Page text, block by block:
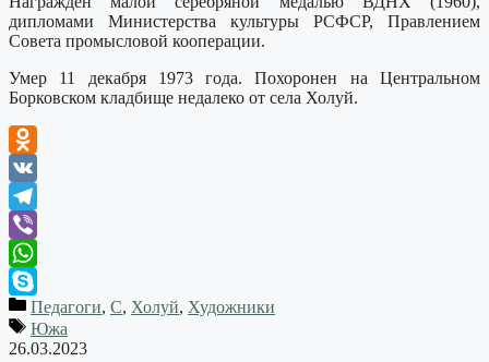
дипломами Министерства культуры РСФСР, Правлением
Совета промысловой кооперации.
Умер 11 декабря 1973 года. Похоронен на Центральном
Борковском кладбище недалеко от села Холуй.
Odnoklassniki
VK
Telegram
Viber
WhatsApp
SkypeПедагоги, С, Холуй, Художники
Южа
26.03.2023